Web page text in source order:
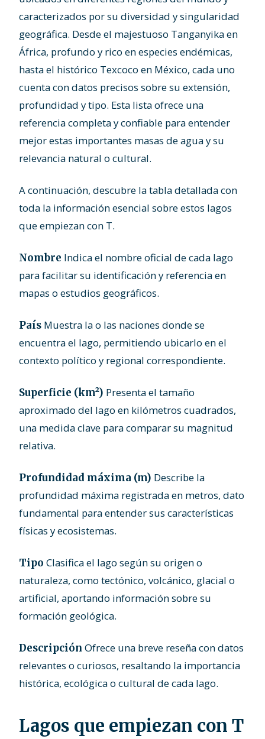
caracterizados por su diversidad y singularidad
geográfica. Desde el majestuoso Tanganyika en
África, profundo y rico en especies endémicas,
hasta el histórico Texcoco en México, cada uno
cuenta con datos precisos sobre su extensión,
profundidad y tipo. Esta lista ofrece una
referencia completa y confiable para entender
mejor estas importantes masas de agua y su
relevancia natural o cultural.
A continuación, descubre la tabla detallada con
toda la información esencial sobre estos lagos
que empiezan con T.
Nombre Indica el nombre oficial de cada lago
para facilitar su identificación y referencia en
mapas o estudios geográficos.
País Muestra la o las naciones donde se
encuentra el lago, permitiendo ubicarlo en el
contexto político y regional correspondiente.
Superficie (km²) Presenta el tamaño
aproximado del lago en kilómetros cuadrados,
una medida clave para comparar su magnitud
relativa.
Profundidad máxima (m) Describe la
profundidad máxima registrada en metros, dato
fundamental para entender sus características
físicas y ecosistemas.
Tipo Clasifica el lago según su origen o
naturaleza, como tectónico, volcánico, glacial o
artificial, aportando información sobre su
formación geológica.
Descripción Ofrece una breve reseña con datos
relevantes o curiosos, resaltando la importancia
histórica, ecológica o cultural de cada lago.
Lagos que empiezan con T